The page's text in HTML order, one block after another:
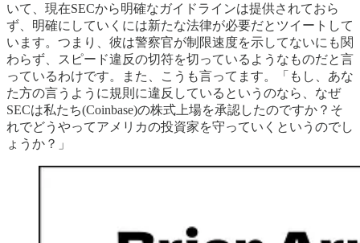
いて、現在SECから明確なガイドラインは提供されておら
ず、明確にしていくには新たな法律が必要だとツイートして
います。つまり、彼は警察官が制限速度を示してないにも関
わらず、スピード違反の切符を切っているようなものだと言
っているわけです。また、こうも言ってます。「もし、あな
た方の言うように規則に違反しているというのなら、なぜ
SECは私たち(Coinbase)の株式上場を承認したのですか？そ
れでどうやってアメリカの投資家を守っていくというのでし
ょうか？」